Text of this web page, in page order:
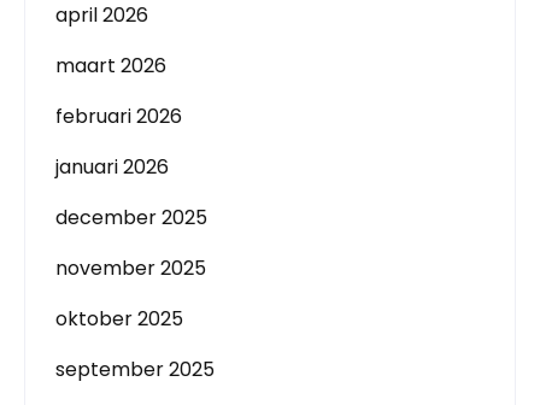
april 2026
maart 2026
februari 2026
januari 2026
december 2025
november 2025
oktober 2025
september 2025